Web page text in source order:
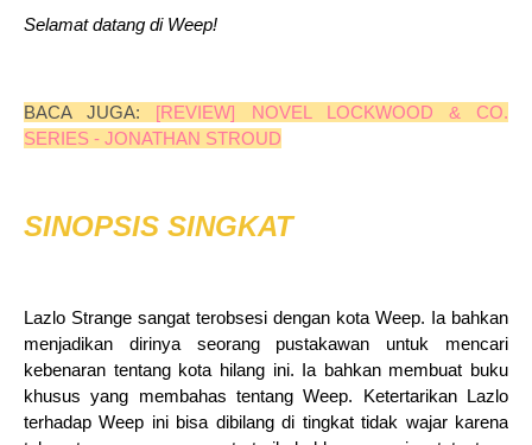
Selamat datang di Weep!
BACA JUGA: [REVIEW] NOVEL LOCKWOOD & CO.
SERIES - JONATHAN STROUD
SINOPSIS SINGKAT
Lazlo Strange sangat terobsesi dengan kota Weep. Ia bahkan
menjadikan dirinya seorang pustakawan untuk mencari
kebenaran tentang kota hilang ini. Ia bahkan membuat buku
khusus yang membahas tentang Weep. Ketertarikan Lazlo
terhadap Weep ini bisa dibilang di tingkat tidak wajar karena